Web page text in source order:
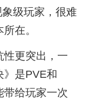
级玩家，很难
在。
性更突出，一
》是PVE和
带给玩家一次